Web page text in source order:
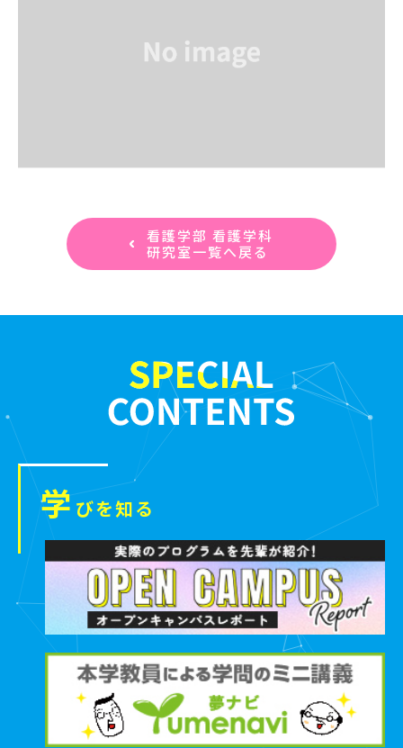
看護学部 看護学科
研究室一覧へ戻る
学びを知る